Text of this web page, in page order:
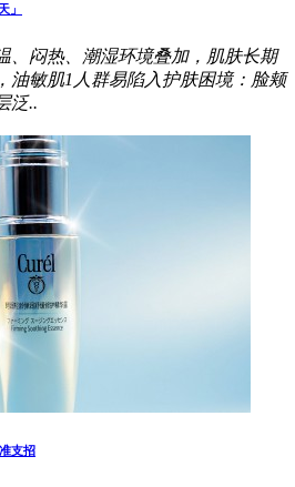
」
、闷热、潮湿环境叠加，肌肤长期
油敏肌1人群易陷入护肤困境：脸颊
泛..
支招